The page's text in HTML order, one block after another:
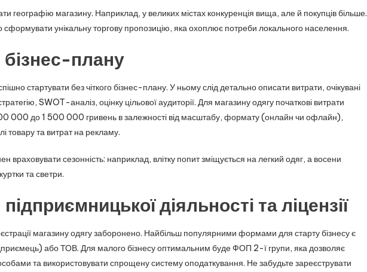
географію магазину. Наприклад, у великих містах конкуренція вища, але й покупців більше.
унікальну торгову пропозицію, яка охоплює потреби локального населення.
плану
стартувати без чіткого бізнес-плану. У ньому слід детально описати витрати, очікувані
SWOT-аналіз, оцінку цільової аудиторії. Для магазину одягу початкові витрати
000 до 1 500 000 гривень в залежності від масштабу, формату (онлайн чи офлайн),
товару та витрат на рекламу.
враховувати сезонність: наприклад, влітку попит зміщується на легкий одяг, а восени
та светри.
діяльності та ліцензії
магазину одягу заборонено. Найбільш популярними формами для старту бізнесу є
або ТОВ. Для малого бізнесу оптимальним буде ФОП 2-ї групи, яка дозволяє
та використовувати спрощену систему оподаткування. Не забудьте зареєструвати